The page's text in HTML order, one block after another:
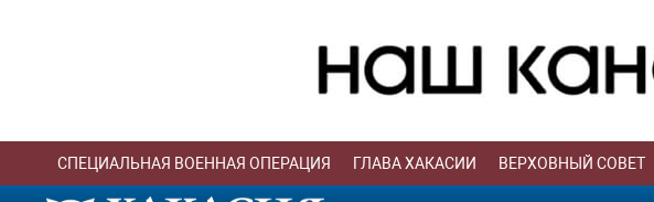
СПЕЦИАЛЬНАЯ ВОЕННАЯ ОПЕРАЦИЯ ГЛАВА ХАКАСИИ ВЕРХОВНЫЙ СОВЕТ